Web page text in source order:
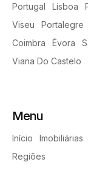
Portugal Lisboa
Viseu
Portalegre
Coimbra
Évora
Viana Do Castelo
Menu
Início Imobiliárias
Regiões